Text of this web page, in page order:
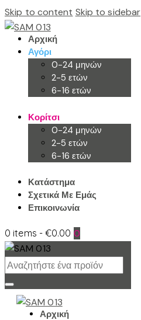
Skip to content Skip to sidebar
Αρχική
Αγόρι
0-24 μηνών
2-5 ετών
6-16 ετών
Κορίτσι
0-24 μηνών
2-5 ετών
6-16 ετών
Κατάστημα
Σχετικά Με Εμάς
Επικοινωνία
0 items -€0.00 0
Αρχική